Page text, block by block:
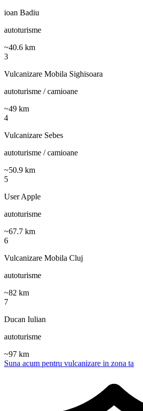
ioan Badiu
autoturisme
~40.6 km
3
Vulcanizare Mobila Sighisoara
autoturisme / camioane
~49 km
4
Vulcanizare Sebes
autoturisme / camioane
~50.9 km
5
User Apple
autoturisme
~67.7 km
6
Vulcanizare Mobila Cluj
autoturisme
~82 km
7
Ducan Iulian
autoturisme
~97 km
Suna acum pentru vulcanizare in zona ta